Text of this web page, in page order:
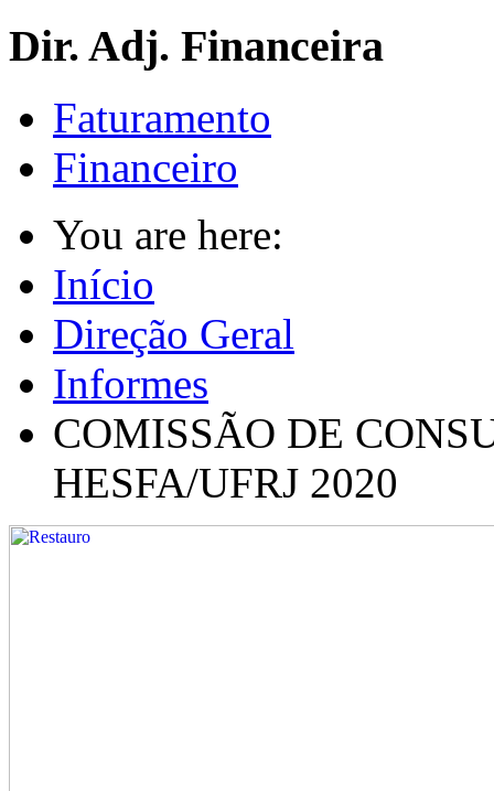
Dir. Adj. Financeira
Faturamento
Financeiro
You are here:
Início
Direção Geral
Informes
COMISSÃO DE
HESFA/UFRJ 2020